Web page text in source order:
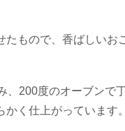
もので、香ばしいお
、200度のオーブンで
く仕上がっています。​